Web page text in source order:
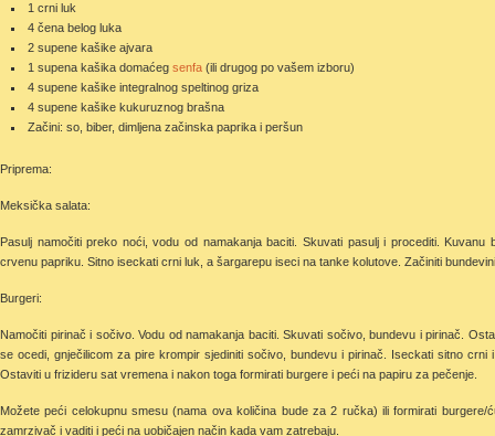
1 crni luk
4 čena belog luka
2 supene kašike ajvara
1 supena kašika domaćeg senfa (ili drugog po vašem izboru)
4 supene kašike integralnog speltinog griza
4 supene kašike kukuruznog brašna
Začini: so, biber, dimljena začinska paprika i peršun
Priprema:
Meksička salata:
Pasulj namočiti preko noći, vodu od namakanja baciti. Skuvati pasulj i procediti.
crvenu papriku. Sitno iseckati crni luk, a šargarepu iseci na tanke kolutove. Začiniti
Burgeri:
Namočiti pirinač i sočivo. Vodu od namakanja baciti. Skuvati sočivo, bundevu i pirinač.
se ocedi, gnječilicom za pire krompir sjediniti sočivo, bundevu i pirinač. Iseckati sitno
Ostaviti u frizideru sat vremena i nakon toga formirati burgere i peći na papiru za pečenje.
Možete peći celokupnu smesu (nama ova količina bude za 2 ručka) ili formirati
zamrzivač i vaditi i peći na uobičajen način kada vam zatrebaju.